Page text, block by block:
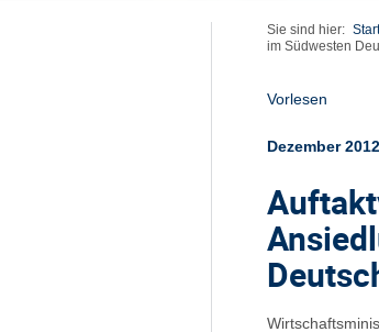
Sie sind hier:
im Südwesten
Vorlesen
Dezember 2012